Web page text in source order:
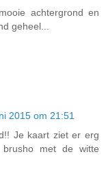
achtergrond en
geheel...
2015 om 21:51
Je kaart ziet er erg
met de witte